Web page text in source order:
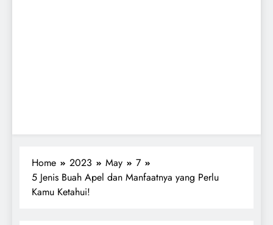
Home 2023 May
7
5 Jenis Buah Apel dan Manfaatnya yang Perlu
Kamu Ketahui!